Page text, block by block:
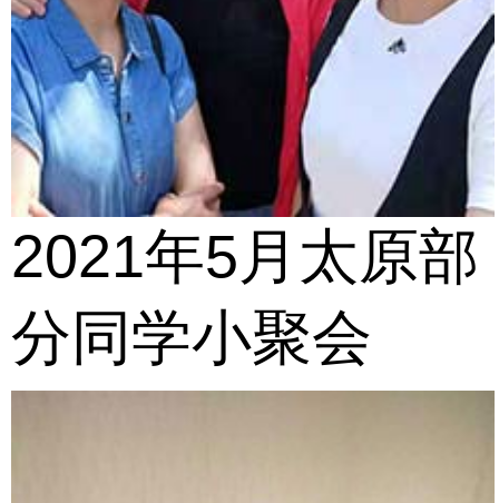
2021年5月太原部
分同学小聚会